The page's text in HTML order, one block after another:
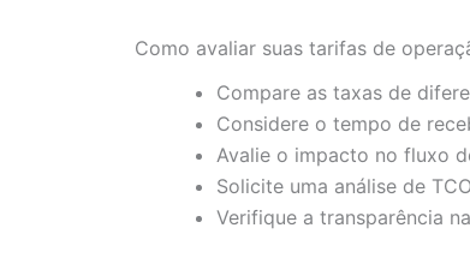
Como avaliar suas tarifas de
Compare as taxas de
Considere o tempo de
Avalie o impacto no fluxo
Solicite uma análise de
Verifique a transparência